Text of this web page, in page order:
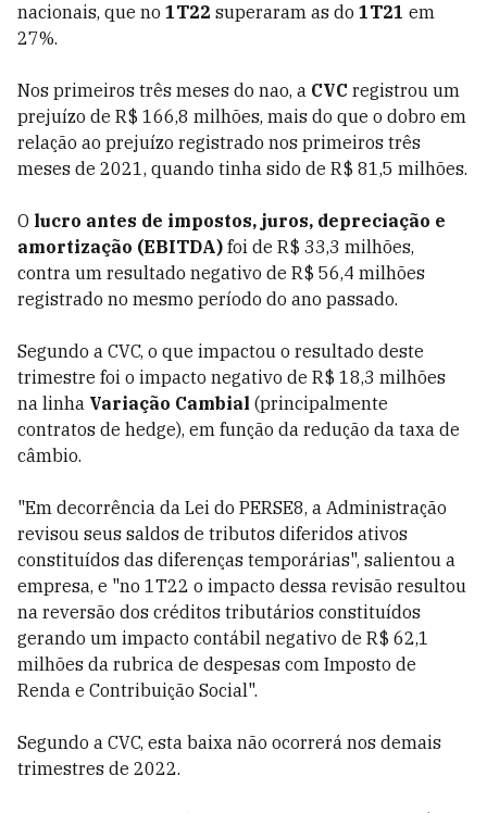
nacionais, que no 1T22 superaram as do 1T21 em
27%.
Nos primeiros três meses do nao, a CVC registrou um
prejuízo de R$ 166,8 milhões, mais do que o dobro em
relação ao prejuízo registrado nos primeiros três
meses de 2021, quando tinha sido de R$ 81,5 milhões.
O lucro antes de impostos, juros, depreciação e
amortização (EBITDA) foi de R$ 33,3 milhões,
contra um resultado negativo de R$ 56,4 milhões
registrado no mesmo período do ano passado.
Segundo a CVC, o que impactou o resultado deste
trimestre foi o impacto negativo de R$ 18,3 milhões
na linha Variação Cambial (principalmente
contratos de hedge), em função da redução da taxa de
câmbio.
"Em decorrência da Lei do PERSE8, a Administração
revisou seus saldos de tributos diferidos ativos
constituídos das diferenças temporárias", salientou a
empresa, e "no 1T22 o impacto dessa revisão resultou
na reversão dos créditos tributários constituídos
gerando um impacto contábil negativo de R$ 62,1
milhões da rubrica de despesas com Imposto de
Renda e Contribuição Social".
Segundo a CVC, esta baixa não ocorrerá nos demais
trimestres de 2022.